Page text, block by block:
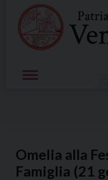
content
Omelia alla
Famiglia (21